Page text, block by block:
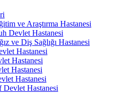
ve Araştırma Hastanesi
Devlet Hastanesi
ve Diş Sağlığı Hastanesi
Hastanesi
Hastanesi
Hastanesi
Hastanesi
Devlet Hastanesi